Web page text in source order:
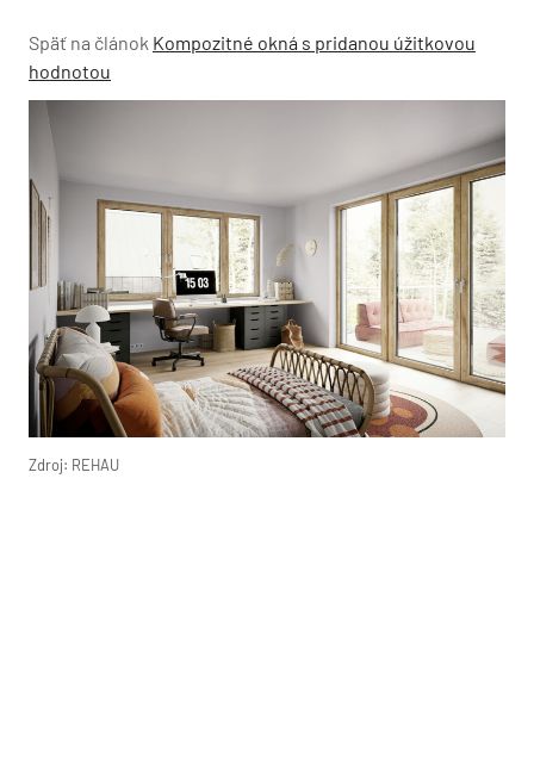
Späť na článok Kompozitné okná s pridanou úžitkovou
hodnotou
Zdroj: REHAU